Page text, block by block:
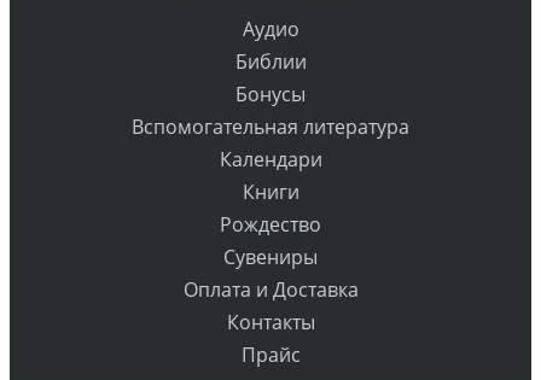
Аудио
Библии
Бонусы
Вспомогательная литература
Календари
Книги
Рождество
Сувениры
Оплата и Доставка
Контакты
Прайс